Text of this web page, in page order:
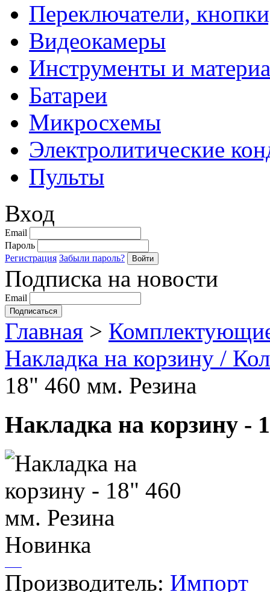
Переключатели,
Видеокамеры
Инструменты и
Батареи
Микросхемы
Электролитические
Пульты
Вход
Email
Пароль
Регистрация Забыли пароль?
Подписка на новости
Email
Главная >
Накладка на корзину /
18" 460 мм. Резина
Накладка на корзину -
Новинка
Производитель: Импорт